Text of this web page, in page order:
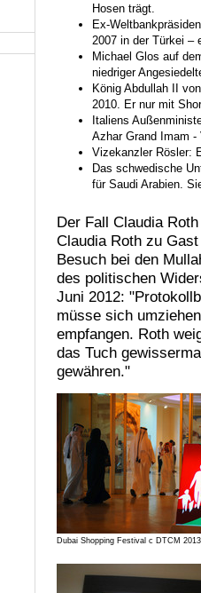
Hosen trägt.
Ex-
2007 in der Türkei –
Michael Glos auf
niedriger
König Abdullah II
2010. Er nur mit
Italiens
Azhar Grand Imam
Vizekanzler Rösler:
Das schwedische
für Saudi Arabien.
Der Fall Claudia Roth
Claudia Roth zu
Besuch bei den
des politischen
Juni 2012:
müsse sich
empfangen. Roth
das Tuch
gewähren."
Dubai Shopping Festival c DTCM 2013